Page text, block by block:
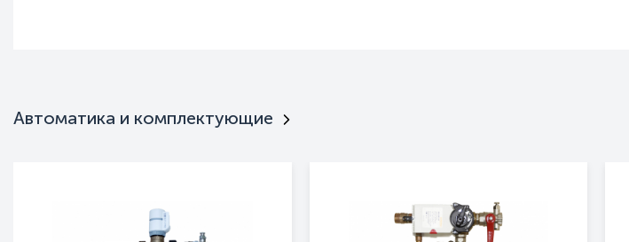
Цвет
Автоматика и комплектующие